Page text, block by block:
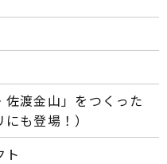
渡金山」をつくった
も登場！）
ト